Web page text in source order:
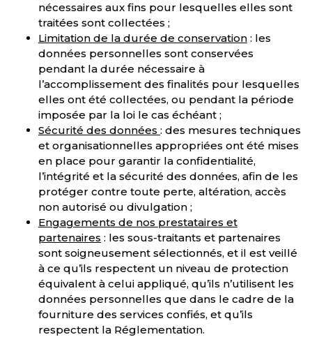
nécessaires aux fins pour lesquelles elles sont
traitées sont collectées ;
Limitation de la durée de conservation : les
données personnelles sont conservées
pendant la durée nécessaire à
l’accomplissement des finalités pour lesquelles
elles ont été collectées, ou pendant la période
imposée par la loi le cas échéant ;
Sécurité des données : des mesures techniques
et organisationnelles appropriées ont été mises
en place pour garantir la confidentialité,
l’intégrité et la sécurité des données, afin de les
protéger contre toute perte, altération, accès
non autorisé ou divulgation ;
Engagements de nos prestataires et
partenaires : les sous-traitants et partenaires
sont soigneusement sélectionnés, et il est veillé
à ce qu’ils respectent un niveau de protection
équivalent à celui appliqué, qu’ils n’utilisent les
données personnelles que dans le cadre de la
fourniture des services confiés, et qu’ils
respectent la Réglementation.